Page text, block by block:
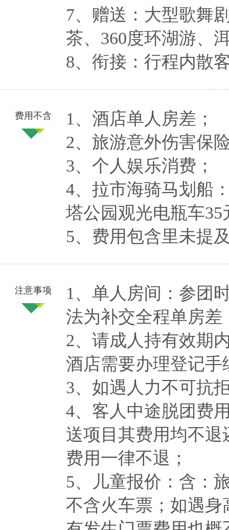
7、赠送：大型歌舞
茶、360度环湖游、
8、衔接：行程内散
费用不含
1、酒店单人房差；
2、旅游意外伤害保
3、个人娱乐消费；
4、拉市海骑马划船
塔公园观光电瓶车
5、费用包含里未提
注意事项
1、单人房间：参团
法为补交全程单房差
2、请成人持有效期
酒店需要办理登记手
3、如遇人力不可抗
4、客人中途脱团费
送项目其费用均不
费用一律不退；
5、儿童报价：含：
不含火车票；如遇身